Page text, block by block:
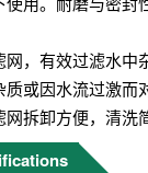
，有效过滤水中
或因水流过激而
拆卸方便，清洗